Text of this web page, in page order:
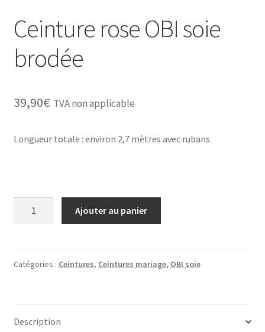
Ceinture rose OBI soie
brodée
39,90€ TVA non applicable
Longueur totale : environ 2,7 mètres avec rubans
OBI
Ajouter au panier
Catégories : Ceintures, Ceintures mariage, OBI soie
Description